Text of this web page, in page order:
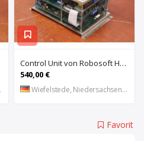
Control Unit von Robosoft HACO – 411-1084 / 412-0112 / 412-0094 PPES 30135
540,00 €
Wiefelstede, Niedersachsen, DE
Favorit